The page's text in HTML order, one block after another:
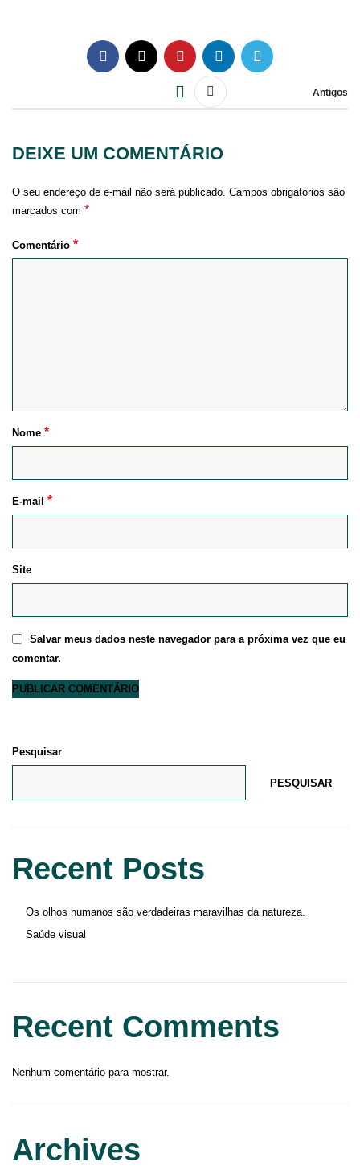
Antigos
DEIXE UM COMENTÁRIO
O seu endereço de e-mail não será publicado. Campos obrigatórios são
marcados com *
Comentário *
Nome *
E-mail *
Site
Salvar meus dados neste navegador para a próxima vez que eu
comentar.
Pesquisar
PESQUISAR
Recent Posts
Os olhos humanos são verdadeiras maravilhas da natureza.
Saúde visual
Recent Comments
Nenhum comentário para mostrar.
Archives